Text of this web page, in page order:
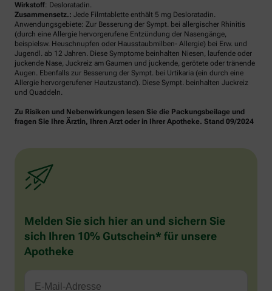
Wirkstoff: Desloratadin.
Zusammensetz.: Jede Filmtablette enthält 5 mg Desloratadin.
Anwendungsgebiete: Zur Besserung der Sympt. bei allergischer Rhinitis
(durch eine Allergie hervorgerufene Entzündung der Nasengänge,
beispielsw. Heuschnupfen oder Hausstaubmilben- Allergie) bei Erw. und
Jugendl. ab 12 Jahren. Diese Symptome beinhalten Niesen, laufende oder
juckende Nase, Juckreiz am Gaumen und juckende, gerötete oder tränende
Augen. Ebenfalls zur Besserung der Sympt. bei Urtikaria (ein durch eine
Allergie hervorgerufener Hautzustand). Diese Sympt. beinhalten Juckreiz
und Quaddeln.
Zu Risiken und Nebenwirkungen lesen Sie die Packungsbeilage und
fragen Sie Ihre Ärztin, Ihren Arzt oder in Ihrer Apotheke. Stand 09/2024
Melden Sie sich hier an und sichern Sie
sich Ihren 10% Gutschein* für unsere
Apotheke